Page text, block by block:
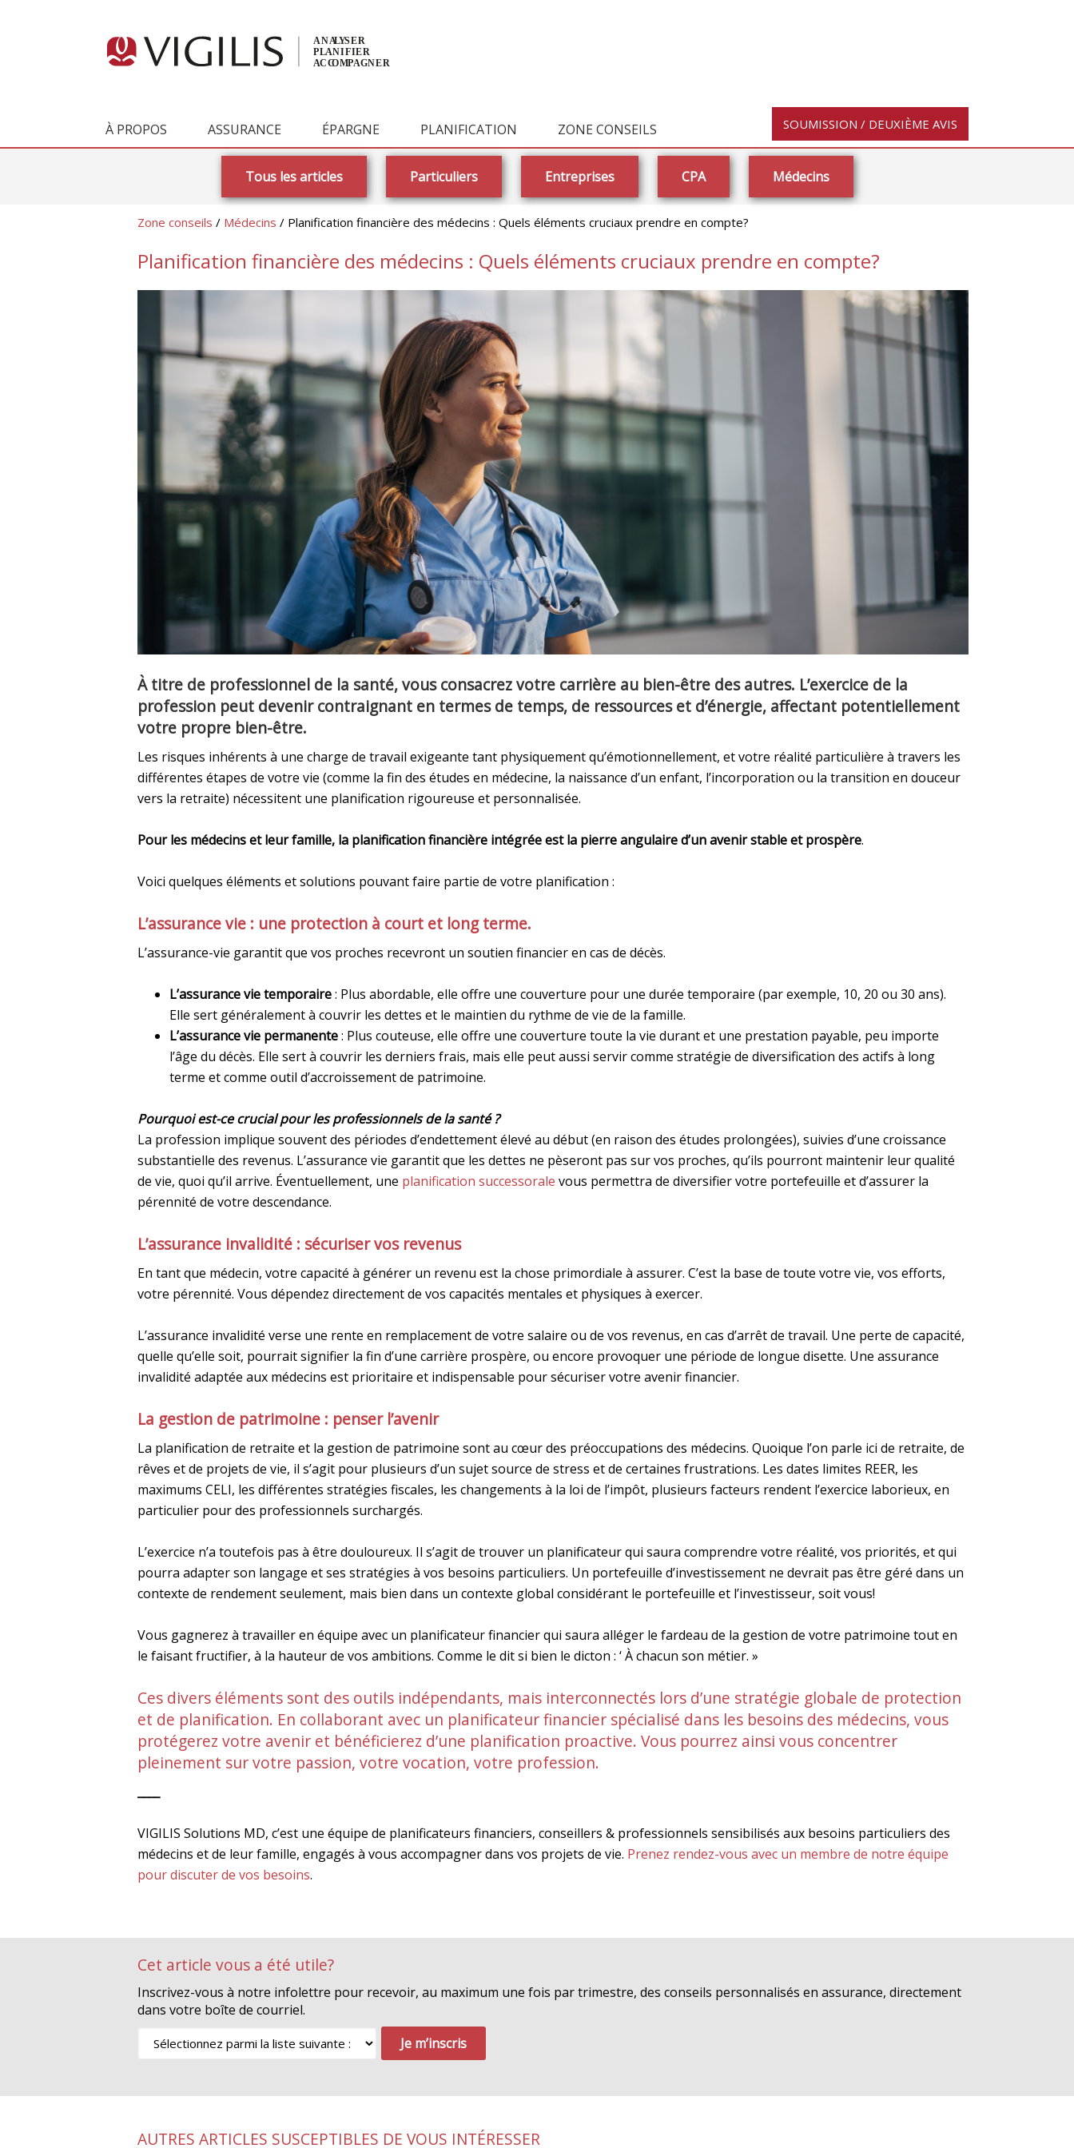
À PROPOS ASSURANCE ÉPARGNE PLANIFICATION ZONE CONSEILS SOUMISSION / DEUXIÈME AVIS
Tous les articles Particuliers Entreprises CPA Médecins
Zone conseils / Médecins / Planification financière des médecins : Quels éléments cruciaux prendre en compte?
Planification financière des médecins : Quels éléments cruciaux prendre en compte?
À titre de professionnel de la santé, vous consacrez votre carrière au bien-être des autres. L’exercice de la
profession peut devenir contraignant en termes de temps, de ressources et d’énergie, affectant potentiellement
votre propre bien-être.
Les risques inhérents à une charge de travail exigeante tant physiquement qu’émotionnellement, et votre réalité particulière à travers les
différentes étapes de votre vie (comme la fin des études en médecine, la naissance d’un enfant, l’incorporation ou la transition en douceur
vers la retraite) nécessitent une planification rigoureuse et personnalisée.
Pour les médecins et leur famille, la planification financière intégrée est la pierre angulaire d’un avenir stable et prospère.
Voici quelques éléments et solutions pouvant faire partie de votre planification :
L’assurance vie : une protection à court et long terme.
L’assurance-vie garantit que vos proches recevront un soutien financier en cas de décès.
L’assurance vie temporaire: Plus abordable, elle offre une couverture pour une durée temporaire (par exemple, 10, 20 ou 30 ans).
Elle sert généralement à couvrir les dettes et le maintien du rythme de vie de la famille.
L’assurance vie permanente: Plus couteuse, elle offre une couverture toute la vie durant et une prestation payable, peu importe
l’âge du décès. Elle sert à couvrir les derniers frais, mais elle peut aussi servir comme stratégie de diversification des actifs à long
terme et comme outil d’accroissement de patrimoine.
Pourquoi est-ce crucial pour les professionnels de la santé ?
La profession implique souvent des périodes d’endettement élevé au début (en raison des études prolongées), suivies d’une croissance
substantielle des revenus. L’assurance vie garantit que les dettes ne pèseront pas sur vos proches, qu’ils pourront maintenir leur qualité
de vie, quoi qu’il arrive. Éventuellement, une planification successorale vous permettra de diversifier votre portefeuille et d’assurer la
pérennité de votre descendance.
L’assurance invalidité : sécuriser vos revenus
En tant que médecin, votre capacité à générer un revenu est la chose primordiale à assurer. C’est la base de toute votre vie, vos efforts,
votre pérennité. Vous dépendez directement de vos capacités mentales et physiques à exercer.
L’assurance invalidité verse une rente en remplacement de votre salaire ou de vos revenus, en cas d’arrêt de travail. Une perte de capacité,
quelle qu’elle soit, pourrait signifier la fin d’une carrière prospère, ou encore provoquer une période de longue disette. Une assurance
invalidité adaptée aux médecins est prioritaire et indispensable pour sécuriser votre avenir financier.
La gestion de patrimoine : penser l’avenir
La planification de retraite et la gestion de patrimoine sont au cœur des préoccupations des médecins. Quoique l’on parle ici de retraite, de
rêves et de projets de vie, il s’agit pour plusieurs d’un sujet source de stress et de certaines frustrations. Les dates limites REER, les
maximums CELI, les différentes stratégies fiscales, les changements à la loi de l’impôt, plusieurs facteurs rendent l’exercice laborieux, en
particulier pour des professionnels surchargés.
L’exercice n’a toutefois pas à être douloureux. Il s’agit de trouver un planificateur qui saura comprendre votre réalité, vos priorités, et qui
pourra adapter son langage et ses stratégies à vos besoins particuliers. Un portefeuille d’investissement ne devrait pas être géré dans un
contexte de rendement seulement, mais bien dans un contexte global considérant le portefeuille et l’investisseur, soit vous!
Vous gagnerez à travailler en équipe avec un planificateur financierqui saura alléger le fardeau de la gestion de votre patrimoine tout en
le faisant fructifier, à la hauteur de vos ambitions. Comme le dit si bien le dicton : ‘ À chacun son métier. »
Ces divers éléments sont des outils indépendants, mais interconnectés lors d’une stratégie globale de protection
et de planification. En collaborant avec un planificateur financier spécialisé dans les besoins des médecins, vous
protégerez votre avenir et bénéficierez d’une planification proactive. Vous pourrez ainsi vous concentrer
pleinement sur votre passion, votre vocation, votre profession.
VIGILIS Solutions MD, c’est une équipe de planificateurs financiers, conseillers & professionnels sensibilisés aux besoins particuliers des
médecins et de leur famille, engagés à vous accompagner dans vos projets de vie. Prenez rendez-vous avec un membre de notre équipe
pour discuter de vos besoins.
Cet article vous a été utile?
Inscrivez-vous à notre infolettre pour recevoir, au maximum une fois par trimestre, des conseils personnalisés en assurance, directement
dans votre boîte de courriel.
AUTRES ARTICLES SUSCEPTIBLES DE VOUS INTÉRESSER